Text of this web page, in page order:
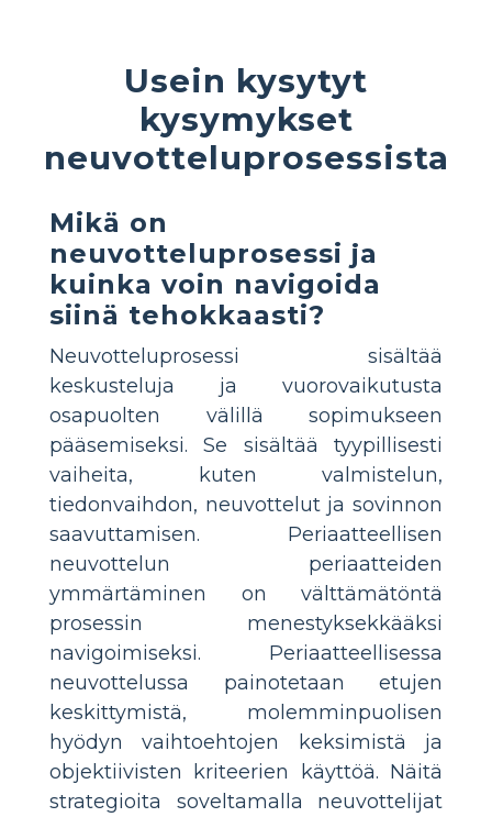
Usein kysytyt
kysymykset
neuvotteluprosessista
Mikä on
neuvotteluprosessi ja
kuinka voin navigoida
siinä tehokkaasti?
Neuvotteluprosessi sisältää
keskusteluja ja vuorovaikutusta
osapuolten välillä sopimukseen
pääsemiseksi. Se sisältää tyypillisesti
vaiheita, kuten valmistelun,
tiedonvaihdon, neuvottelut ja sovinnon
saavuttamisen. Periaatteellisen
neuvottelun periaatteiden
ymmärtäminen on välttämätöntä
prosessin menestyksekkääksi
navigoimiseksi. Periaatteellisessa
neuvottelussa painotetaan etujen
keskittymistä, molemminpuolisen
hyödyn vaihtoehtojen keksimistä ja
objektiivisten kriteerien käyttöä. Näitä
strategioita soveltamalla neuvottelijat